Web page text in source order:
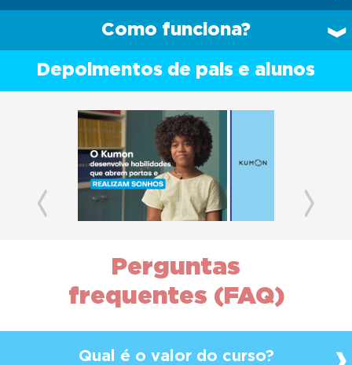
Como funciona?
Depoimentos de pais e alunos
Previous
Perguntas
frequentes (FAQ)
Qual é o valor do curso?